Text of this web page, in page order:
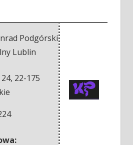
Podgórski
Lublin
, 22-175